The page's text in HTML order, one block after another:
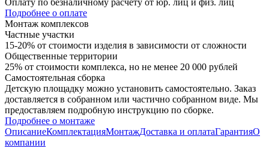
Подробнее о оплате
Монтаж комплексов
Частные участки
15-20% от стоимости изделия в зависимости от сложности
Общественные территории
25% от стоимости комплекса, но не менее 20 000 рублей
Самостоятельная сборка
Детскую площадку можно установить самостоятельно. Заказ
доставляется в собранном или частично собранном виде. Мы
предоставляем подробную инструкцию по сборке.
Подробнее о монтаже
ОписаниеКомплектацияМонтажДоставка и оплатаГарантияО
компании